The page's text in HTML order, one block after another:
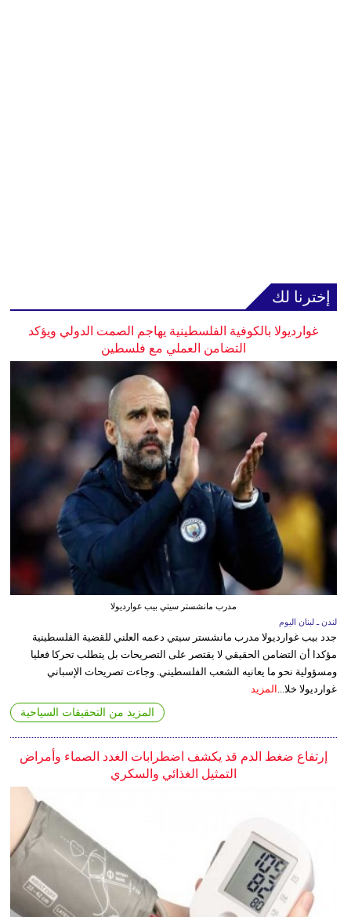
إخترنا لك
غوارديولا بالكوفية الفلسطينية يهاجم الصمت الدولي ويؤكد
التضامن العملي مع فلسطين
مدرب مانشستر سيتي بيب غوارديولا
لندن ـ لبنان اليوم
جدد بيب غوارديولا مدرب مانشستر سيتي دعمه العلني للقضية الفلسطينية
مؤكدا أن التضامن الحقيقي لا يقتصر على التصريحات بل يتطلب تحركا فعليا
ومسؤولية نحو ما يعانيه الشعب الفلسطيني. وجاءت تصريحات الإسباني
غوارديولا خلا...
المزيد
المزيد من التحقيقات السياحية
إرتفاع ضغط الدم قد يكشف اضطرابات الغدد الصماء وأمراض
التمثيل الغذائي والسكري